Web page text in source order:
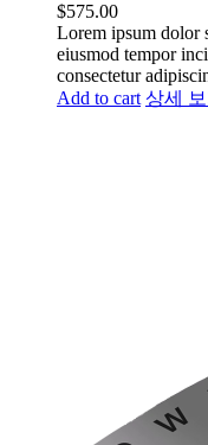
$575.00
Lorem ipsum dolor
eiusmod tempor
consectetur
Add to cart 상세 보